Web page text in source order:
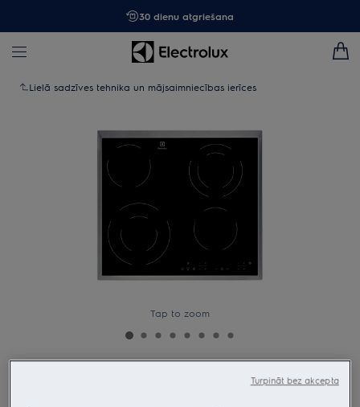
30 dienu atgriešana
Lielā sadzīves tehnika un mājsaimniecības ierīces
Tap to zoom
Turpināt bez akcepta